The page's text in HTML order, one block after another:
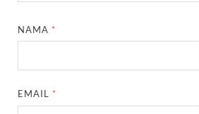
NAMA *
EMAIL *